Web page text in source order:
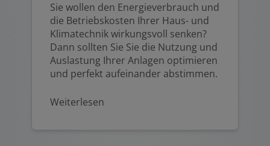
Sie wollen den Energieverbrauch und
die Betriebskosten Ihrer Haus- und
Klimatechnik wirkungsvoll senken?
Dann sollten Sie Sie die Nutzung und
Auslastung Ihrer Anlagen optimieren
und perfekt aufeinander abstimmen.
Weiterlesen